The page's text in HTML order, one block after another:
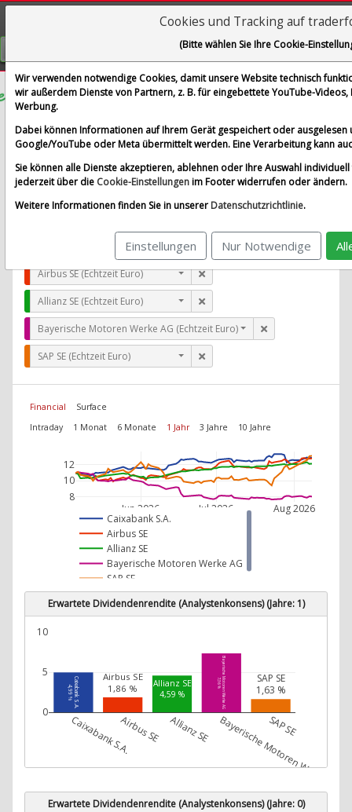
Caixabank S.A.
im Vergleich mit Airbus SE, Allianz SE, Bayerische
Aktualisieren
Caixabank S.A. (Echtzeit Euro)
Airbus SE (Echtzeit Euro)
Allianz SE (Echtzeit Euro)
Bayerische Motoren Werke AG (Echtzeit Euro)
SAP SE (Echtzeit Euro)
Financial
Surface
Intraday
1 Monat 6 Monate 1 Jahr 3 Jahre 10 Jahre
Jun 2026 Jul 2026 Aug 2026
8
10
12
Caixabank S.A.
Airbus SE
Allianz SE
Bayerische Motoren Werke AG
SAP SE
Erwartete Dividendenrendite (Analystenkonsens) (Jahre: 1)
Caixabank S.A.
4,99 %
Airbus SE
1,86 % Allianz SE
4,59 % Bayerische Motoren Werke AG
7,36 % SAP SE
1,63 %
Caixabank S.A.Airbus SE Allianz SE Bayerische Motoren Werke AG
SAP SE
0
5
10
Erwartete Dividendenrendite (Analystenkonsens) (Jahre: 0)
Cookies und Tracking auf
(Bitte wählen Sie Ihre Cookie-
Wir verwenden notwendige Cookies, damit unsere Website technisch
wir außerdem Dienste von Partnern, z. B. für eingebettete YouTube-
Werbung.
Dabei können Informationen auf Ihrem Gerät gespeichert oder
Google/YouTube oder Meta übermittelt werden. Eine Verarbeitung kann
Sie können alle Dienste akzeptieren, ablehnen oder Ihre Auswahl
jederzeit über die Cookie-Einstellungenim Footer widerrufen oder ändern.
Weitere Informationen finden Sie in unserer Datenschutzrichtlinie.
Einstellungen Nur Notwendige